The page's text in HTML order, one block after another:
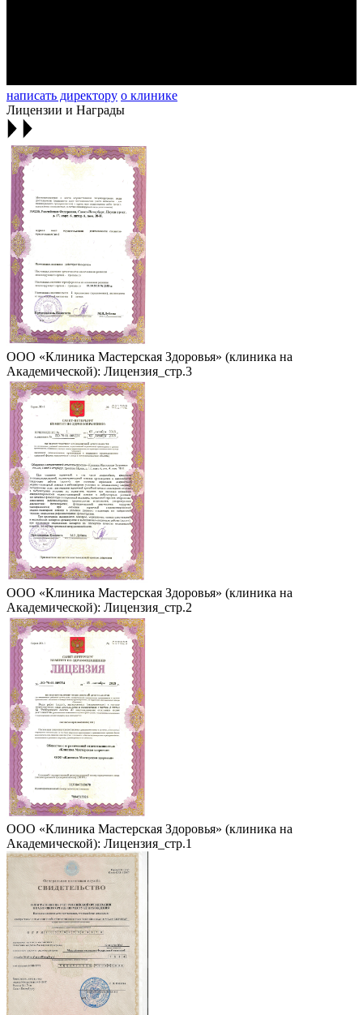
написать директору о клинике
Лицензии и Награды
ООО «Клиника Мастерская Здоровья» (клиника на
Академической): Лицензия_стр.3
ООО «Клиника Мастерская Здоровья» (клиника на
Академической): Лицензия_стр.2
ООО «Клиника Мастерская Здоровья» (клиника на
Академической): Лицензия_стр.1